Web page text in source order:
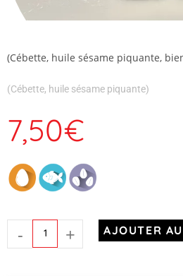
(Cébette, huile sésame piquante,
(Cébette, huile sésame piquante)
7,50€
- + AJOUTER